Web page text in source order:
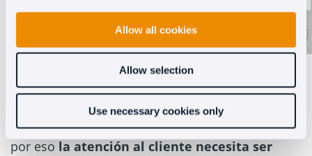
Allow all cookies
Allow selection
Use necessary cookies only
Para que una conversación sea eficiente, además
de darse en tiempo real, tiene que ser capaz de
romper toda barrera comunicativa para que
ambas partes puedan entenderse sin problemas;
por eso la atención al cliente necesita ser